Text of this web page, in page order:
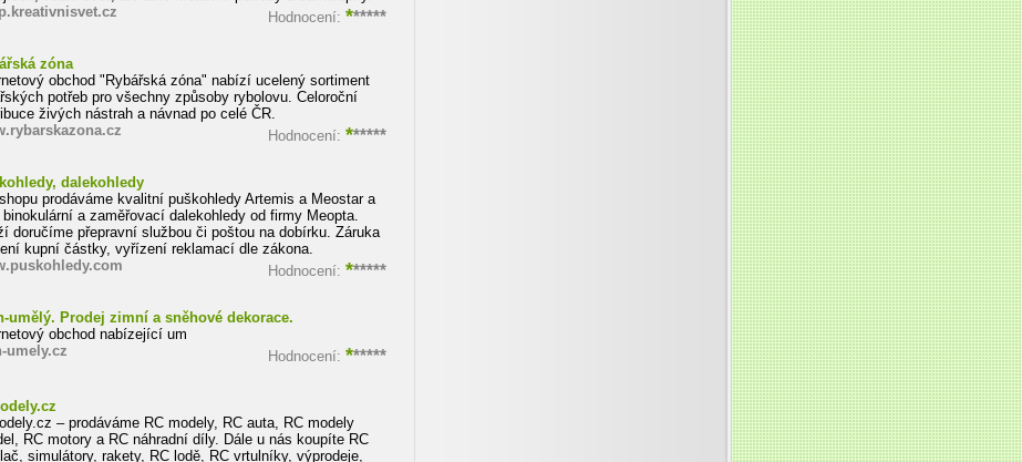
Hodnocení: ******
zóna
obchod "Rybářská zóna" nabízí ucelený sortiment
potřeb pro všechny způsoby rybolovu. Celoroční
živých nástrah a návnad po celé ČR.
Hodnocení: ******
dalekohledy
prodáváme kvalitní puškohledy Artemis a Meostar a
binokulární a zaměřovací dalekohledy od firmy Meopta.
doručíme přepravní službou či poštou na dobírku. Záruka
kupní částky, vyřízení reklamací dle zákona.
Hodnocení: ******
umělý. Prodej zimní a sněhové dekorace.
obchod nabízející um
Hodnocení: ******
umely.cz
– prodáváme RC modely, RC auta, RC modely
RC motory a RC náhradní díly. Dále u nás koupíte RC
simulátory, rakety, RC lodě, RC vrtulníky, výprodeje,